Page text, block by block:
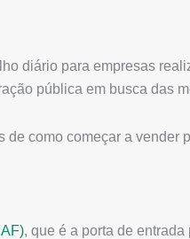
diário para empresas
pública em busca das
de como começar a vender
, que é a porta de